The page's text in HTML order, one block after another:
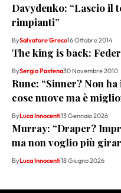
Davydenko: “Lascio il
rimpianti”
BySalvatore Greco16 Ottobre 2014
The king is back:
BySergio Pastena30 Novembre 2010
Rune: “Sinner? Non
cose nuove ma è
ByLuca Innocenti13 Gennaio 2026
Murray: “Draper?
ma non voglio più
ByLuca Innocenti18 Giugno 2026